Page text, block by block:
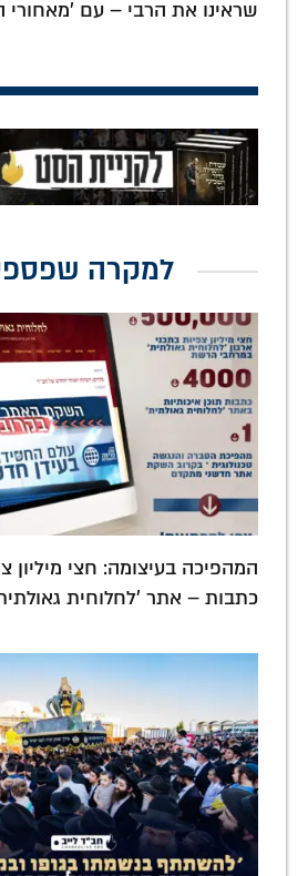
שראינו את הרבי – עם 'מאחורי
למקרה
כתבות – אתר 'לחלוחית